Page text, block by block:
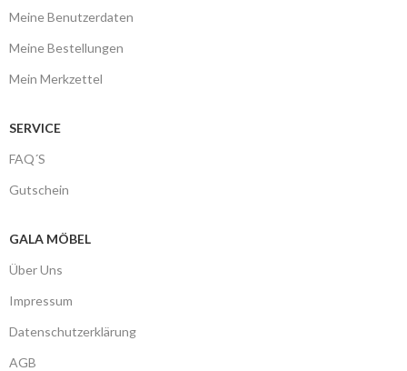
Meine Benutzerdaten
Meine Bestellungen
Mein Merkzettel
SERVICE
FAQ´S
Gutschein
GALA MÖBEL
Über Uns
Impressum
Datenschutzerklärung
AGB